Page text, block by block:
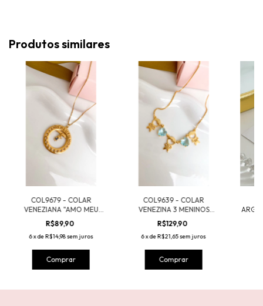
Produtos similares
COL9679 - COLAR
VENEZIANA "AMO MEU
FILHO" 1 MENINO -
FOLHEADO A OURO
R$89,90
6xdeR$14,98 sem juros
COL9639 - COLAR
VENEZINA 3 MENINOS
CORAÇÃO AZUL -
FOLHEADO A OURO
R$129,90
6xdeR$21,65sem juros